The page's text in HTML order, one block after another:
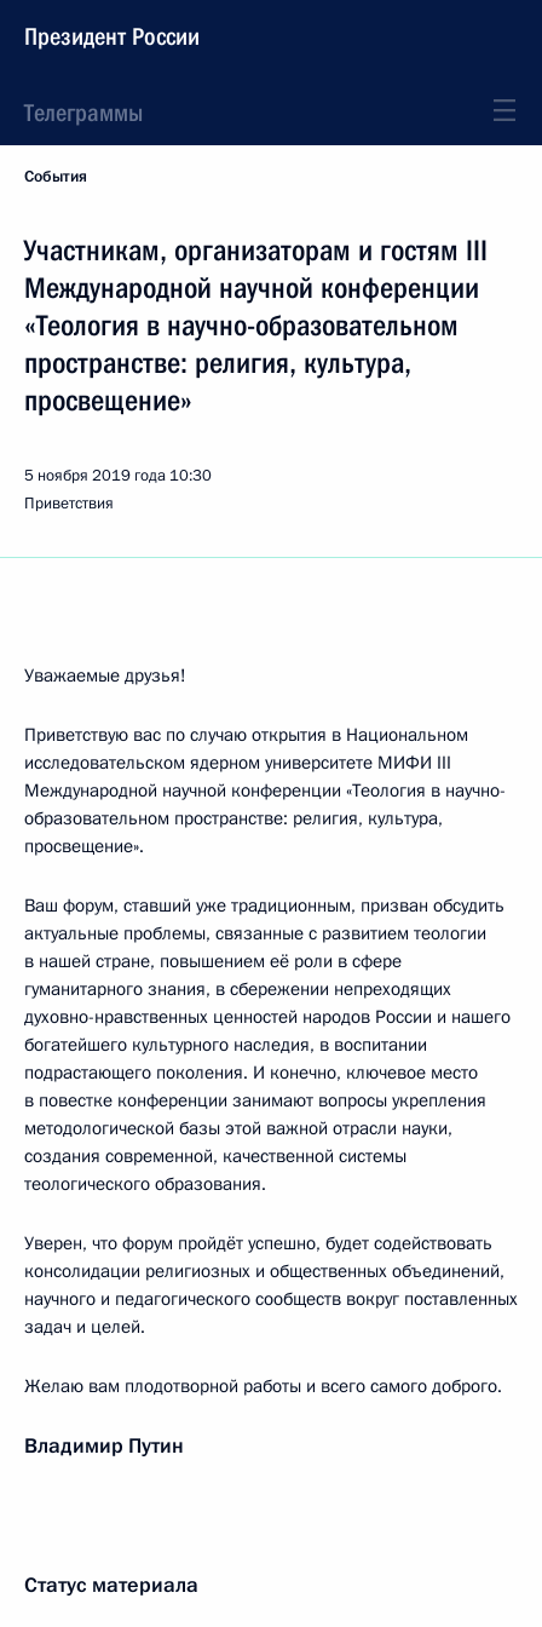
Президент России
Телеграммы
События
Участникам, организаторам и гостям III
Международной научной конференции
«Теология в научно-образовательном
пространстве: религия, культура,
просвещение»
5 ноября 2019 года 10:30
Приветствия
Уважаемые друзья!
Приветствую вас по случаю открытия в Национальном
исследовательском ядерном университете МИФИ III
Международной научной конференции «Теология в научно-
образовательном пространстве: религия, культура,
просвещение».
Ваш форум, ставший уже традиционным, призван обсудить
актуальные проблемы, связанные с развитием теологии
в нашей стране, повышением её роли в сфере
гуманитарного знания, в сбережении непреходящих
духовно-нравственных ценностей народов России и нашего
богатейшего культурного наследия, в воспитании
подрастающего поколения. И конечно, ключевое место
в повестке конференции занимают вопросы укрепления
методологической базы этой важной отрасли науки,
создания современной, качественной системы
теологического образования.
Уверен, что форум пройдёт успешно, будет содействовать
консолидации религиозных и общественных объединений,
научного и педагогического сообществ вокруг поставленных
задач и целей.
Желаю вам плодотворной работы и всего самого доброго.
Владимир Путин
Статус материала